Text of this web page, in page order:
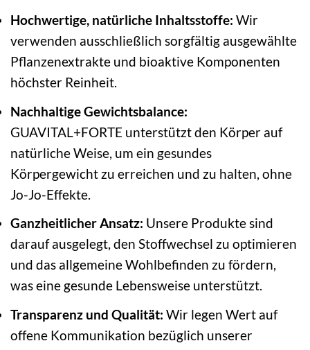
Hochwertige, natürliche Inhaltsstoffe: Wir
verwenden ausschließlich sorgfältig ausgewählte
Pflanzenextrakte und bioaktive Komponenten
höchster Reinheit.
Nachhaltige Gewichtsbalance:
GUAVITAL+FORTE unterstützt den Körper auf
natürliche Weise, um ein gesundes
Körpergewicht zu erreichen und zu halten, ohne
Jo-Jo-Effekte.
Ganzheitlicher Ansatz: Unsere Produkte sind
darauf ausgelegt, den Stoffwechsel zu optimieren
und das allgemeine Wohlbefinden zu fördern,
was eine gesunde Lebensweise unterstützt.
Transparenz und Qualität: Wir legen Wert auf
offene Kommunikation bezüglich unserer